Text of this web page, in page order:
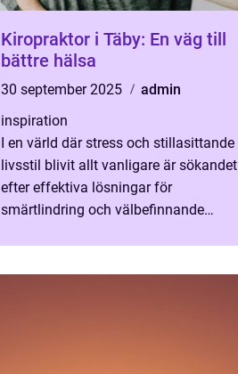
Kiropraktor i Täby: En väg till
bättre hälsa
30 september 2025
admin
inspiration
I en värld där stress och stillasittande
livsstil blivit allt vanligare är sökandet
efter effektiva lösningar för
smärtlindring och välbefinnande